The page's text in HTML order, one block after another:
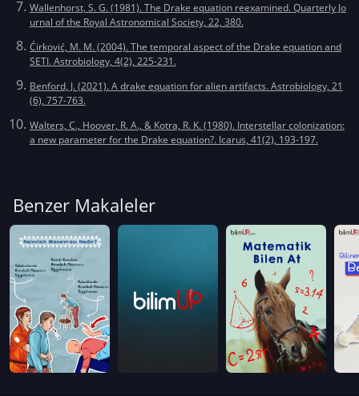
Wallenhorst, S. G. (1981). The Drake equation reexamined. Quarterly Jo
urnal of the Royal Astronomical Society, 22, 380.
Ćirković, M. M. (2004). The temporal aspect of the Drake equation and
SETI. Astrobiology, 4(2), 225-231.
Benford, J. (2021). A drake equation for alien artifacts. Astrobiology, 21
(6), 757-763.
Walters, C., Hoover, R. A., & Kotra, R. K. (1980). Interstellar colonization:
a new parameter for the Drake equation?. Icarus, 41(2), 193-197.
Benzer Makaleler